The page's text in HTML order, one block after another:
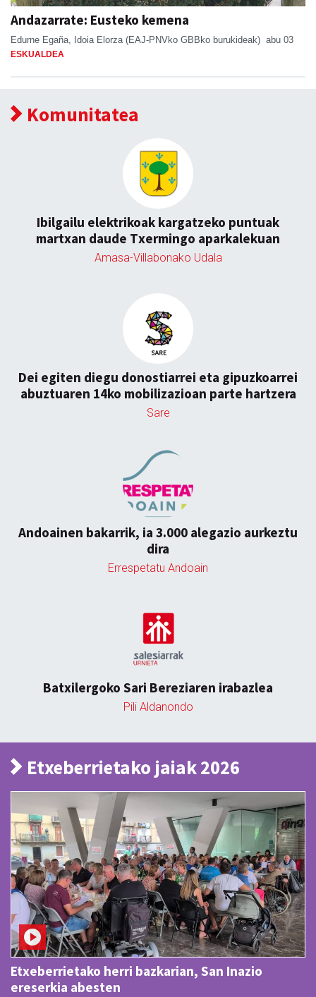
Andazarrate: Eusteko kemena
Edurne Egaña, Idoia Elorza (EAJ-PNVko GBBko burukideak) abu 03
ESKUALDEA
Komunitatea
Ibilgailu elektrikoak kargatzeko puntuak
martxan daude Txermingo aparkalekuan
Amasa-Villabonako Udala
Dei egiten diegu donostiarrei eta gipuzkoarrei
abuztuaren 14ko mobilizazioan parte hartzera
Sare
Andoainen bakarrik, ia 3.000 alegazio aurkeztu
dira
Errespetatu Andoain
Batxilergoko Sari Bereziaren irabazlea
Pili Aldanondo
Etxeberrietako jaiak 2026
Etxeberrietako herri bazkarian, San Inazio
ereserkia abesten